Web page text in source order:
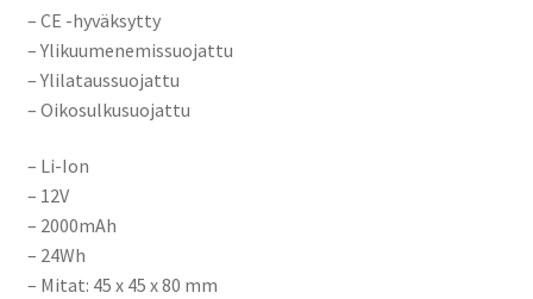
– CE -hyväksytty
– Ylikuumenemissuojattu
– Ylilataussuojattu
– Oikosulkusuojattu
– Li-Ion
– 12V
– 2000mAh
– 24Wh
– Mitat: 45 x 45 x 80 mm